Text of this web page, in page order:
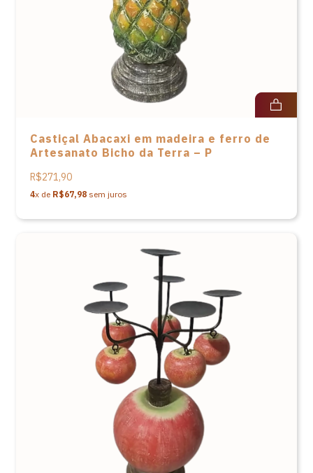
Castiçal Abacaxi em madeira e ferro de
Artesanato Bicho da Terra – P
R$271,90
4x de R$67,98 sem juros